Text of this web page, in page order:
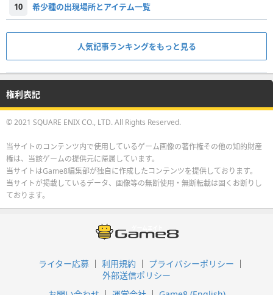
10 希少種の出現場所とアイテム一覧
人気記事ランキングをもっと見る
権利表記
© 2021 SQUARE ENIX CO., LTD. All Rights Reserved.
当サイトのコンテンツ内で使用しているゲーム画像の著作権その他の知的財産
権は、当該ゲームの提供元に帰属しています。
当サイトはGame8編集部が独自に作成したコンテンツを提供しております。
当サイトが掲載しているデータ、画像等の無断使用・無断転載は固くお断りし
ております。
ライター応募 利用規約
プライバシーポリシー
外部送信ポリシー